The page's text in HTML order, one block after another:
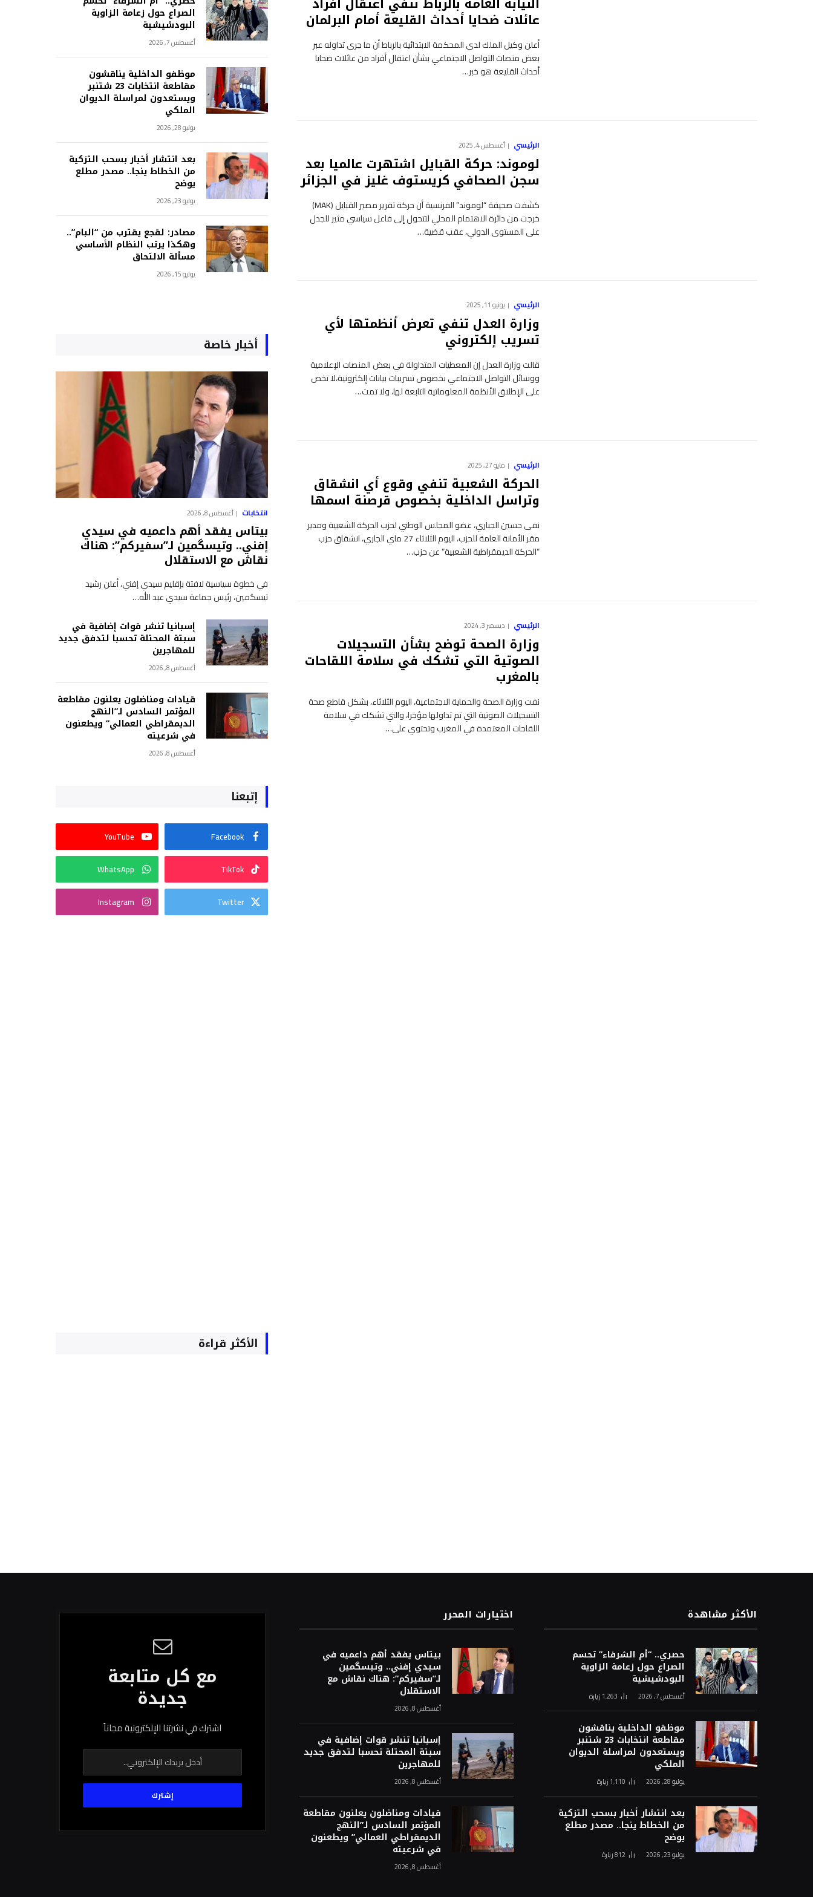
عائلات ضحايا أحداث القليعة أمام البرلمان
أعلن وكيل الملك لدى المحكمة الابتدائية بالرباط أن ما جرى تداوله عبر
بعض منصات التواصل الاجتماعي بشأن اعتقال أفراد من عائلات ضحايا
أحداث القليعة هو خبر…
الرئيسي أغسطس 4, 2025
لوموند: حركة القبايل اشتهرت عالميا بعد
سجن الصحافي كريستوف غليز في الجزائر
كشفت صحيفة “لوموند” الفرنسية أن حركة تقرير مصير القبايل (MAK)
خرجت من دائرة الاهتمام المحلي لتتحول إلى فاعل سياسي مثير للجدل
على المستوى الدولي، عقب قضية…
الرئيسي يونيو 11, 2025
وزارة العدل تنفي تعرض أنظمتها لأي
تسريب إلكتروني
قالت وزارة العدل إن المعطيات المتداولة في بعض المنصات الإعلامية
ووسائل التواصل الاجتماعي بخصوص تسريبات بيانات إلكترونية،لا تخص
على الإطلاق الأنظمة المعلوماتية التابعة لها، ولا تمت…
الرئيسي مايو 27, 2025
الحركة الشعبية تنفي وقوع أي انشقاق
وتراسل الداخلية بخصوص قرصنة اسمها
نفى حسين الجباري، عضو المجلس الوطني لحزب الحركة الشعبية ومدير
مقر الأمانة العامة للحزب، اليوم الثلاثاء 27 ماي الجاري، انشقاق حزب
“الحركة الديمقراطية الشعبية” عن حزب…
الرئيسي ديسمبر 3, 2024
وزارة الصحة توضح بشأن التسجيلات
الصوتية التي تشكك في سلامة اللقاحات
بالمغرب
نفت وزارة الصحة والحماية الاجتماعية، اليوم الثلاثاء، بشكل قاطع صحة
التسجيلات الصوتية التي تم تداولها مؤخرا، والتي تشكك في سلامة
اللقاحات المعتمدة في المغرب وتحتوي على…
الصراع حول زعامة الزاوية
البودشيشية
أغسطس 7, 2026
موظفو الداخلية يناقشون
مقاطعة انتخابات 23 شتنبر
ويستعدون لمراسلة الديوان
الملكي
يوليو 28, 2026
بعد انتشار أخبار بسحب التزكية
من الخطاط ينجا.. مصدر مطلع
يوضح
يوليو 23, 2026
مصادر: لقجع يقترب من “البام”..
وهكذا يرتب النظام الأساسي
مسألة الالتحاق
يوليو 15, 2026
أخبار خاصة
انتخابات أغسطس 8, 2026
بيتاس يفقد أهم داعميه في سيدي
إفني.. وتيسگمين لـ”سفيركم”: هناك
نقاش مع الاستقلال
في خطوة سياسية لافتة بإقليم سيدي إفني، أعلن رشيد
تيسگمين، رئيس جماعة سيدي عبد الله…
إسبانيا تنشر قوات إضافية في
سبتة المحتلة تحسبا لتدفق جديد
للمهاجرين
أغسطس 8, 2026
قيادات ومناضلون يعلنون مقاطعة
المؤتمر السادس لـ”النهج
الديمقراطي العمالي” ويطعنون
في شرعيته
أغسطس 8, 2026
إتبعنا
Facebook
YouTube
TikTok
WhatsApp
Twitter
Instagram
الأكثر قراءة
الأكثر مشاهدة
حصري.. “أم الشرفاء” تحسم
الصراع حول زعامة الزاوية
البودشيشية
أغسطس 7, 2026 1٬263 زيارة
موظفو الداخلية يناقشون
مقاطعة انتخابات 23 شتنبر
ويستعدون لمراسلة الديوان
الملكي
يوليو 28, 2026 1٬110 زيارة
بعد انتشار أخبار بسحب التزكية
من الخطاط ينجا.. مصدر مطلع
يوضح
يوليو 23, 2026 812زيارة
اختيارات المحرر
بيتاس يفقد أهم داعميه في
سيدي إفني.. وتيسگمين
لـ”سفيركم”: هناك نقاش مع
الاستقلال
أغسطس 8, 2026
إسبانيا تنشر قوات إضافية في
سبتة المحتلة تحسبا لتدفق جديد
للمهاجرين
أغسطس 8, 2026
قيادات ومناضلون يعلنون مقاطعة
المؤتمر السادس لـ”النهج
الديمقراطي العمالي” ويطعنون
في شرعيته
أغسطس 8, 2026
مع كل متابعة
جديدة
اشترك في نشرتنا الإلكترونية مجاناً